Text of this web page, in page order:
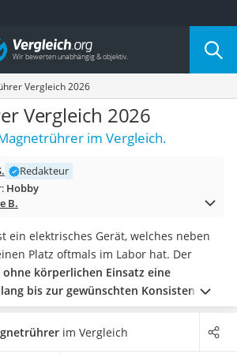
nach Kategorie
Vergleich 2026
Vergleich 2026
im Vergleich.
Redakteur
Hobby
B.
ein elektrisches Gerät, welches neben
Platz oftmals im Labor hat. Der
ohne körperlichen Einsatz eine
bis zur gewünschten Konsistenz
Labor-Tests ermöglicht ein Gerät
besonders gleichmäßiges Erhitzen des
im Vergleich